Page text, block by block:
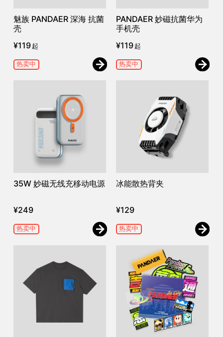
魅族 PANDAER 深海 抗菌
壳
¥119 起
热卖中
PANDAER 妙磁抗菌华为
手机壳
¥119 起
热卖中
35W 妙磁无线充移动电源
¥249
热卖中
冰能散热背夹
¥129
热卖中